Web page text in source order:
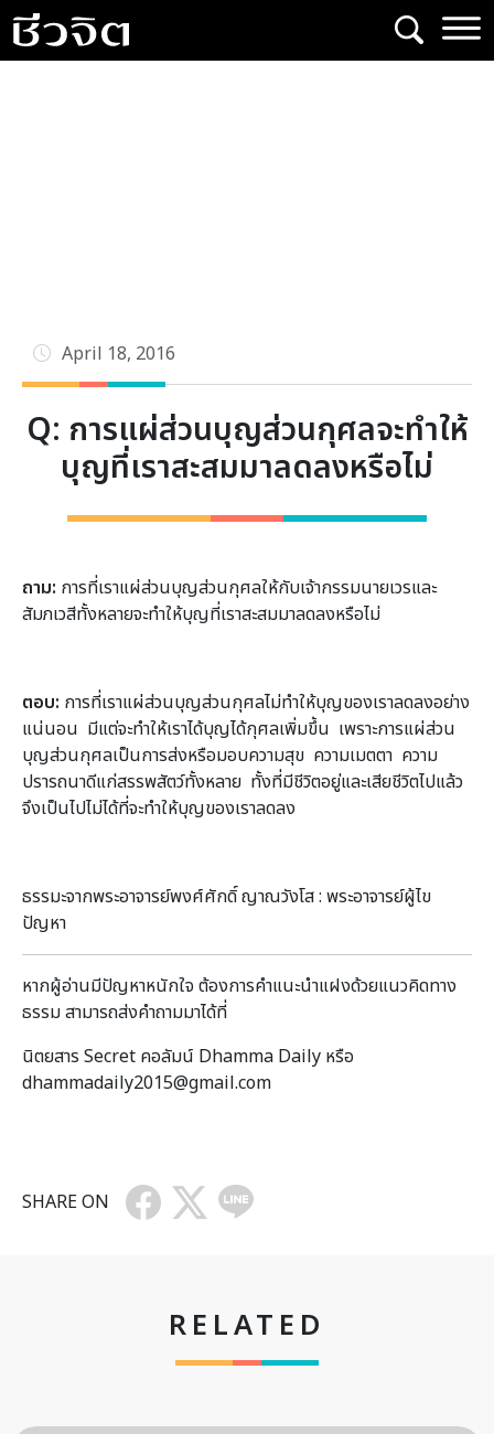
Skip
to
content
April 18, 2016
Q: การแผ่ส่วนบุญส่วนกุศลจะทําให้
บุญที่เราสะสมมาลดลงหรือไม่
ถาม: การที่เราแผ่ส่วนบุญส่วนกุศลให้กับเจ้ากรรมนายเวรและ
สัมภเวสีทั้งหลายจะทําให้บุญที่เราสะสมมาลดลงหรือไม่
ตอบ: การที่เราแผ่ส่วนบุญส่วนกุศลไม่ทำให้บุญของเราลดลงอย่าง
แน่นอน มีแต่จะทำให้เราได้บุญได้กุศลเพิ่มขึ้น เพราะการแผ่ส่วน
บุญส่วนกุศลเป็นการส่งหรือมอบความสุข ความเมตตา ความ
ปรารถนาดีแก่สรรพสัตว์ทั้งหลาย ทั้งที่มีชีวิตอยู่และเสียชีวิตไปแล้ว
จึงเป็นไปไม่ได้ที่จะทำให้บุญของเราลดลง
ธรรมะจากพระอาจารย์พงศ์ศักดิ์ ญาณวังโส : พระอาจารย์ผู้ไข
ปัญหา
หากผู้อ่านมีปัญหาหนักใจ ต้องการคำแนะนำแฝงด้วยแนวคิดทาง
ธรรม สามารถส่งคำถามมาได้ที่
นิตยสาร Secret คอลัมน์ Dhamma Daily หรือ
dhammadaily2015@gmail.com
SHARE ON
RELATED